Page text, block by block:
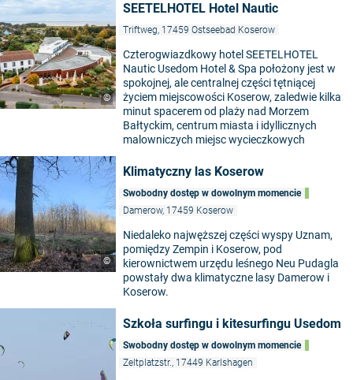
©
SEETELHOTEL Hotel Nautic
Triftweg, 17459 Ostseebad Koserow
Czterogwiazdkowy hotel SEETELHOTEL
Nautic Usedom Hotel & Spa położony jest w
spokojnej, ale centralnej części tętniącej
życiem miejscowości Koserow, zaledwie kilka
minut spacerem od plaży nad Morzem
Bałtyckim, centrum miasta i idyllicznych
malowniczych miejsc wycieczkowych
©
Klimatyczny las Koserow
Swobodny dostęp w dowolnym momencie
Damerow, 17459 Koserow
Niedaleko najwęższej części wyspy Uznam,
pomiędzy Zempin i Koserow, pod
kierownictwem urzędu leśnego Neu Pudagla
powstały dwa klimatyczne lasy Damerow i
Koserow.
Szkoła surfingu i kitesurfingu Usedom
Swobodny dostęp w dowolnym momencie
Zeltplatzstr., 17449 Karlshagen